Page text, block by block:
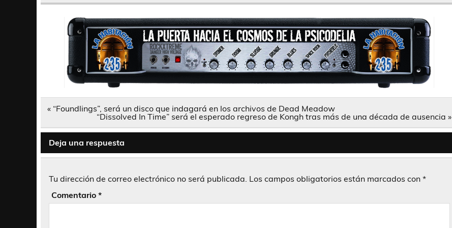
Navegación
« “Foundlings”, será un disco que indagará en los archivos de Dead Meadow
“Dissolved In Time” será el esperado regreso de Kongh tras más de una década de ausencia »
Deja una respuesta
Tu dirección de correo electrónico no será publicada. Los campos obligatorios están marcados con *
Comentario *